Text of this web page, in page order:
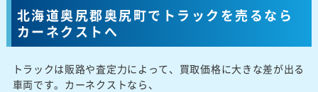
北海道奥尻郡奥尻町でトラックを売るなら
カーネクストへ
トラックは販路や査定力によって、買取価格に大きな差が出る
車両です。カーネクストなら、